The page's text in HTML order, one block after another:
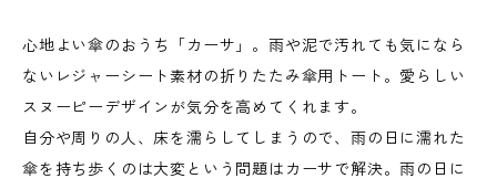
心地よい傘のおうち「カーサ」。雨や泥で汚れても気になら
ないレジャーシート素材の折りたたみ傘用トート。愛らしい
スヌーピーデザインが気分を高めてくれます。
自分や周りの人、床を濡らしてしまうので、雨の日に濡れた
傘を持ち歩くのは大変という問題はカーサで解決。雨の日に